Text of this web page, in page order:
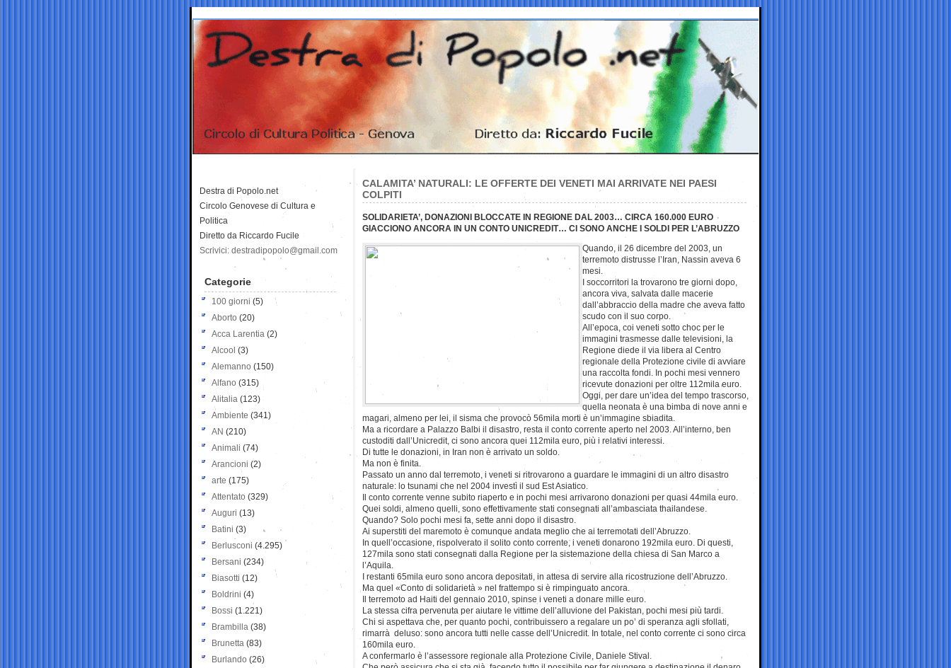
CALAMITA’ NATURALI: LE OFFERTE DEI VENETI MAI ARRIVATE NEI PAESI
COLPITI
SOLIDARIETA’, DONAZIONI BLOCCATE IN REGIONE DAL 2003… CIRCA 160.000 EURO
GIACCIONO ANCORA IN UN CONTO UNICREDIT… CI SONO ANCHE I SOLDI PER L’ABRUZZO
Quando, il 26 dicembre del 2003, un
terremoto distrusse l’Iran, Nassin aveva 6
mesi.
I soccorritori la trovarono tre giorni dopo,
ancora viva, salvata dalle macerie
dall’abbraccio della madre che aveva fatto
scudo con il suo corpo.
All’epoca, coi veneti sotto choc per le
immagini trasmesse dalle televisioni, la
Regione diede il via libera al Centro
regionale della Protezione civile di avviare
una raccolta fondi. In pochi mesi vennero
ricevute donazioni per oltre 112mila euro.
Oggi, per dare un’idea del tempo trascorso,
quella neonata è una bimba di nove anni e
magari, almeno per lei, il sisma che provocò 56mila morti è un’immagine sbiadita.
Ma a ricordare a Palazzo Balbi il disastro, resta il conto corrente aperto nel 2003. All’interno, ben
custoditi dall’Unicredit, ci sono ancora quei 112mila euro, più i relativi interessi.
Di tutte le donazioni, in Iran non è arrivato un soldo.
Ma non è finita.
Passato un anno dal terremoto, i veneti si ritrovarono a guardare le immagini di un altro disastro
naturale: lo tsunami che nel 2004 investì il sud Est Asiatico.
Il conto corrente venne subito riaperto e in pochi mesi arrivarono donazioni per quasi 44mila euro.
Quei soldi, almeno quelli, sono effettivamente stati consegnati all’ambasciata thailandese.
Quando? Solo pochi mesi fa, sette anni dopo il disastro.
Ai superstiti del maremoto è comunque andata meglio che ai terremotati dell’Abruzzo.
In quell’occasione, rispolverato il solito conto corrente, i veneti donarono 192mila euro. Di questi,
127mila sono stati consegnati dalla Regione per la sistemazione della chiesa di San Marco a
l’Aquila.
I restanti 65mila euro sono ancora depositati, in attesa di servire alla ricostruzione dell’Abruzzo.
Ma quel «Conto di solidarietà » nel frattempo si è rimpinguato ancora.
Il terremoto ad Haiti del gennaio 2010, spinse i veneti a donare mille euro.
La stessa cifra pervenuta per aiutare le vittime dell’alluvione del Pakistan, pochi mesi più tardi.
Chi si aspettava che, per quanto pochi, contribuissero a regalare un po’ di speranza agli sfollati,
rimarrà deluso: sono ancora tutti nelle casse dell’Unicredit. In totale, nel conto corrente ci sono circa
160mila euro.
A confermarlo è l’assessore regionale alla Protezione Civile, Daniele Stival.
Destra di Popolo.net
Circolo Genovese di Cultura e
Politica
Diretto da Riccardo Fucile
Scrivici: destradipopolo@gmail.com
Categorie
100 giorni (5)
Aborto (20)
Acca Larentia (2)
Alcool (3)
Alemanno (150)
Alfano (315)
Alitalia (123)
Ambiente (341)
AN (210)
Animali (74)
Arancioni (2)
arte (175)
Attentato (329)
Auguri (13)
Batini (3)
Berlusconi (4.295)
Bersani (234)
Biasotti (12)
Boldrini (4)
Bossi (1.221)
Brambilla (38)
Brunetta (83)
Burlando (26)